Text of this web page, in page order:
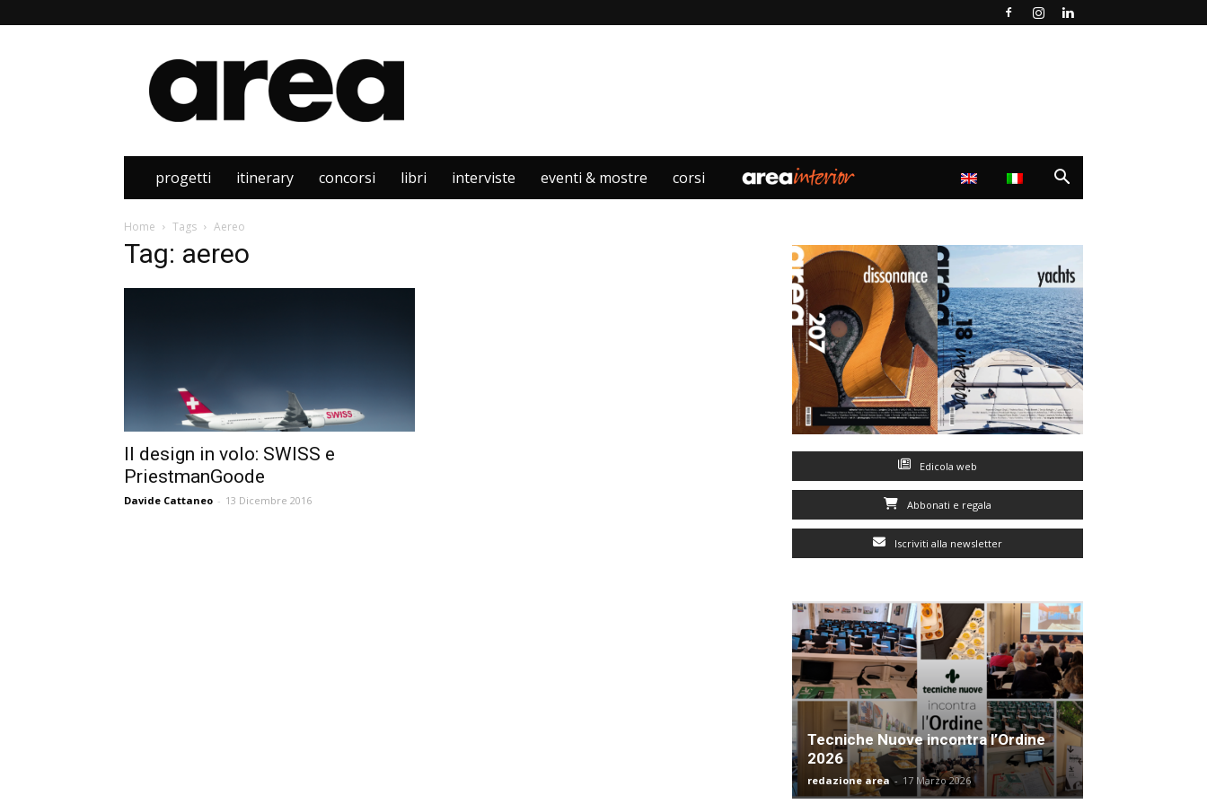
Area
progetti itinerary concorsi libri interviste eventi & mostre corsi
Home Tags Aereo
Tag: aereo
Il design in volo: SWISS e
PriestmanGoode
Davide Cattaneo - 13 Dicembre 2016
Edicola web
Abbonati e regala
Iscriviti alla newsletter
Tecniche Nuove incontra l’Ordine
2026
redazione area - 17 Marzo 2026